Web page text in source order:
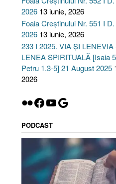
2026 13 iunie, 2026
Foaia Creștinului Nr. 551 I
2026 13 iunie, 2026
233 I 2025. VIA ȘI LENEVIA
LENEA SPIRITUALĂ [Isaia
Petru 1.3-5] 21 August 2025
2026
Flickr
Facebook
YouTube
Google
PODCAST